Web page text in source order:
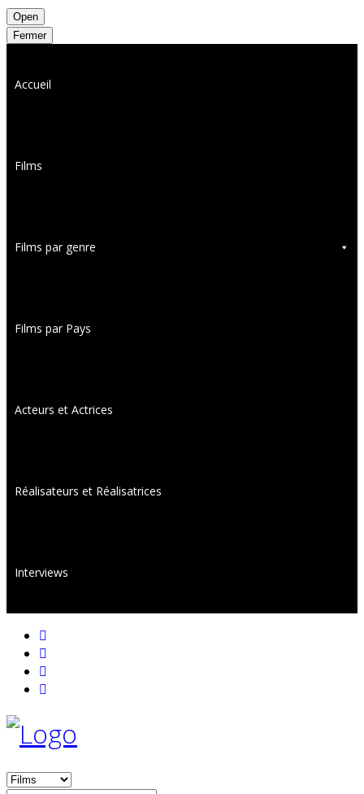
Open
Fermer
Accueil
Films
Films par genre
Films par Pays
Acteurs et Actrices
Réalisateurs et Réalisatrices
Interviews